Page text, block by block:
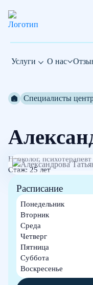
Услуги О нас
Специалисты
Нарколог, психотерапевт
Стаж: 25 лет
Расписание
Понедельник
Вторник
Среда
Четверг
Пятница
Суббота
Воскресенье